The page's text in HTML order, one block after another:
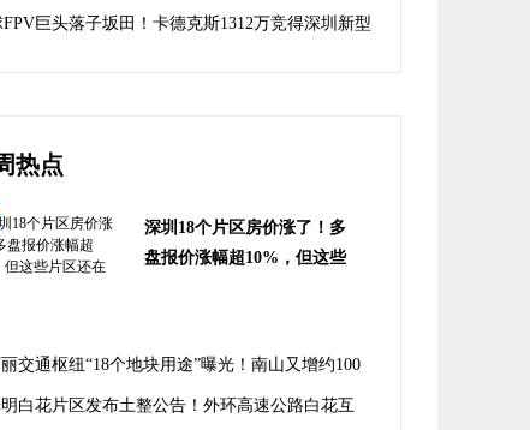
地 巨头落子坂田！卡德克斯1312万竞得深圳新型
热点
深圳18个片区房价涨了！多
盘报价涨幅超10%，但这些
交通枢纽“18个地块用途”曝光！南山又增约100
宅
白花片区发布土整公告！外环高速公路白花互